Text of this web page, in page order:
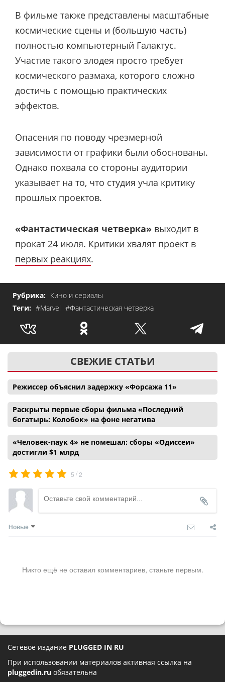
В фильме также представлены масштабные
космические сцены и (большую часть)
полностью компьютерный Галактус.
Участие такого злодея просто требует
космического размаха, которого сложно
достичь с помощью практических
эффектов.
Опасения по поводу чрезмерной
зависимости от графики были обоснованы.
Однако похвала со стороны аудитории
указывает на то, что студия учла критику
прошлых проектов.
«Фантастическая четверка» выходит в
прокат 24 июля. Критики хвалят проект в
первых реакциях.
Рубрика: Кино и сериалы
Теги: #Marvel #Фантастическая четверка
СВЕЖИЕ СТАТЬИ
Режиссер объяснил задержку «Форсажа 11»
Раскрыты первые сборы фильма «Последний
богатырь: Колобок» на фоне негатива
«Человек-паук 4» не помешал: сборы «Одиссеи»
достигли $1 млрд
5 /2
Новые
Никто ещё не оставил комментариев, станьте первым.
Сетевое издание PLUGGED IN RU
При использовании материалов активная ссылка на
pluggedin.ru обязательна